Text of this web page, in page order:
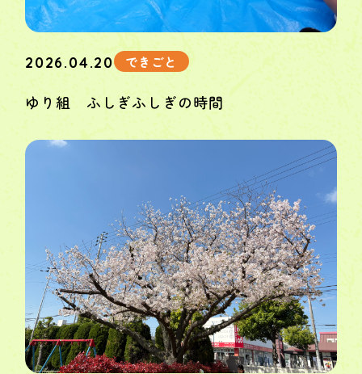
2026.04.20 できごと
ゆり組 ふしぎふしぎの時間